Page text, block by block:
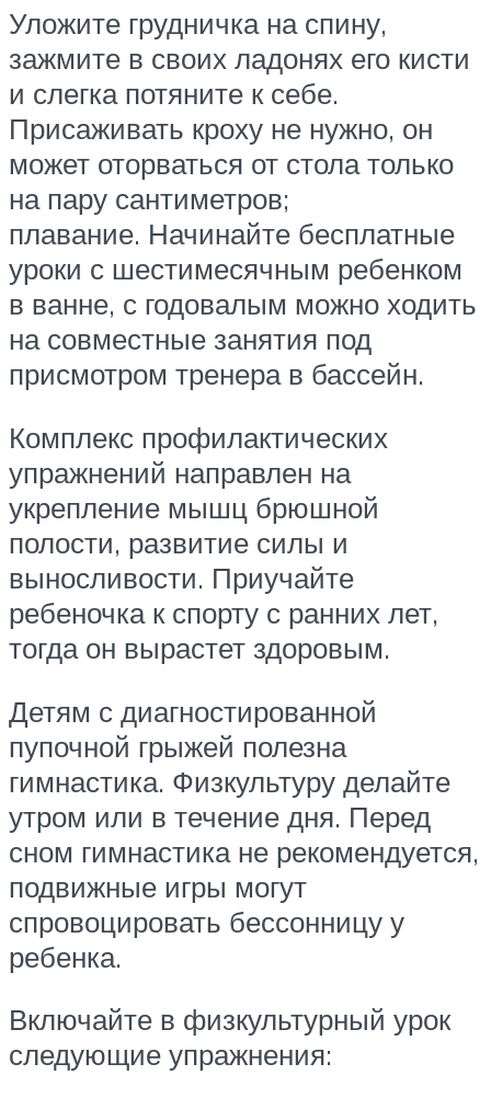
Уложите грудничка на спину,
зажмите в своих ладонях его кисти
и слегка потяните к себе.
Присаживать кроху не нужно, он
может оторваться от стола только
на пару сантиметров;
плавание. Начинайте бесплатные
уроки с шестимесячным ребенком
в ванне, с годовалым можно ходить
на совместные занятия под
присмотром тренера в бассейн.
Комплекс профилактических
упражнений направлен на
укрепление мышц брюшной
полости, развитие силы и
выносливости. Приучайте
ребеночка к спорту с ранних лет,
тогда он вырастет здоровым.
Детям с диагностированной
пупочной грыжей полезна
гимнастика. Физкультуру делайте
утром или в течение дня. Перед
сном гимнастика не рекомендуется,
подвижные игры могут
спровоцировать бессонницу у
ребенка.
Включайте в физкультурный урок
следующие упражнения: